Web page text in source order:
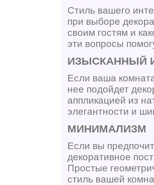
Стиль вашего
при выборе
своим гостям и
эти вопросы
ИЗЫСКАННЫЙ
Если ваша
нее подойдет
аппликацией из
элегантности и
МИНИМАЛИЗМ
Если вы
декоративное
Простые
стиль вашей